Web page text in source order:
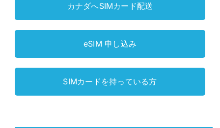
カナダへSIMカード配送
eSIM 申し込み
SIMカードを持っている方